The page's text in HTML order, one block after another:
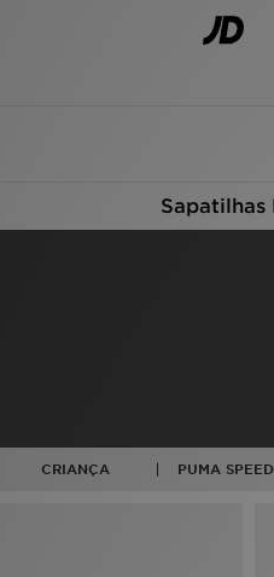
Sapatilhas
CRIANÇA PUMA